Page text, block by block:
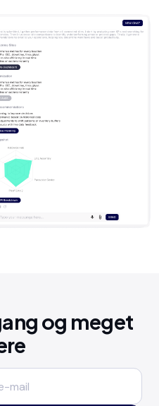
og meget